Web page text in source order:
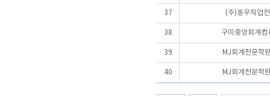
37 (주)동우직업
38 구미중앙회계컴
39 MJ회계전문학
40 MJ회계전문학